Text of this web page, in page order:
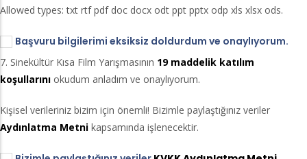
Allowed types: txt rtf pdf doc docx odt ppt pptx odp xls xlsx ods.
Başvuru bilgilerimi eksiksiz doldurdum ve onaylıyorum.
7. Sinekültür Kısa Film Yarışmasının 19 maddelik katılım
koşullarını okudum anladım ve onaylıyorum.
Kişisel verileriniz bizim için önemli! Bizimle paylaştığınız veriler
Aydınlatma Metni kapsamında işlenecektir.